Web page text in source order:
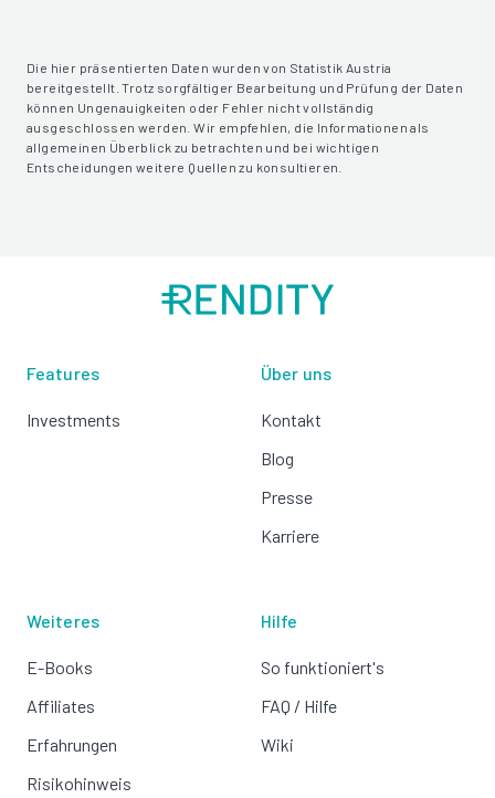
Die hier präsentierten Daten wurden von Statistik Austria
bereitgestellt. Trotz sorgfältiger Bearbeitung und Prüfung der Daten
können Ungenauigkeiten oder Fehler nicht vollständig
ausgeschlossen werden. Wir empfehlen, die Informationen als
allgemeinen Überblick zu betrachten und bei wichtigen
Entscheidungen weitere Quellen zu konsultieren.
Features
Investments
Über uns
Kontakt
Blog
Presse
Karriere
Weiteres
E-Books
Affiliates
Erfahrungen
Risikohinweis
Hilfe
So funktioniert's
FAQ / Hilfe
Wiki